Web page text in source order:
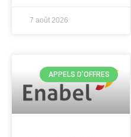
7 août 2026
APPELS D'OFFRES